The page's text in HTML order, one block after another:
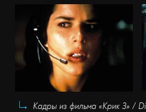
Кадры из фильма «Крик 3» /